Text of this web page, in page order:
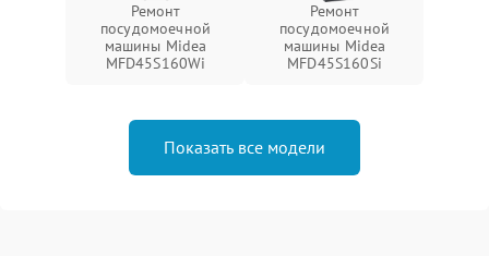
Ремонт
посудомоечной
машины Midea
MFD45S160Wi
Ремонт
посудомоечной
машины Midea
MFD45S160Si
Показать все модели